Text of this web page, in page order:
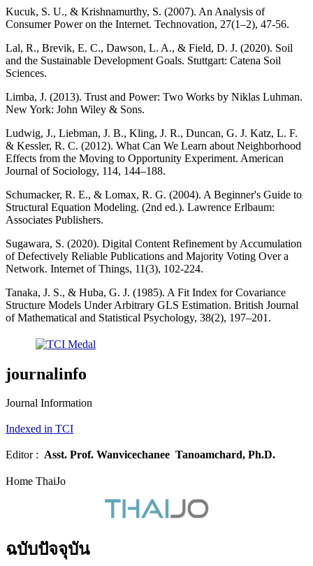
Kucuk, S. U., & Krishnamurthy, S. (2007). An Analysis of
Consumer Power on the Internet. Technovation, 27(1–2), 47-56.
Lal, R., Brevik, E. C., Dawson, L. A., & Field, D. J. (2020). Soil
and the Sustainable Development Goals. Stuttgart: Catena Soil
Sciences.
Limba, J. (2013). Trust and Power: Two Works by Niklas Luhman.
New York: John Wiley & Sons.
Ludwig, J., Liebman, J. B., Kling, J. R., Duncan, G. J. Katz, L. F.
& Kessler, R. C. (2012). What Can We Learn about Neighborhood
Effects from the Moving to Opportunity Experiment. American
Journal of Sociology, 114, 144–188.
Schumacker, R. E., & Lomax, R. G. (2004). A Beginner's Guide to
Structural Equation Modeling. (2nd ed.). Lawrence Erlbaum:
Associates Publishers.
Sugawara, S. (2020). Digital Content Refinement by Accumulation
of Defectively Reliable Publications and Majority Voting Over a
Network. Internet of Things, 11(3), 102-224.
Tanaka, J. S., & Huba, G. J. (1985). A Fit Index for Covariance
Structure Models Under Arbitrary GLS Estimation. British Journal
of Mathematical and Statistical Psychology, 38(2), 197–201.
journalinfo
Journal Information
Indexed in TCI
Editor : Asst. Prof. Wanvicechanee Tanoamchard, Ph.D.
Home ThaiJo
ฉบับปัจจุบัน